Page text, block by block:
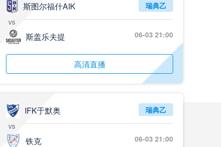
斯图尔福什AIK
vs
斯盖乐夫提
瑞典乙
06-03 21:00
高清直播
IFK于默奥
vs
铁克
瑞典乙
06-03 21:00